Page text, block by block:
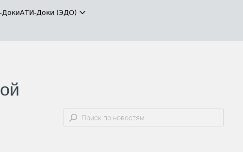
ДокиАТИ-Доки (ЭДО)